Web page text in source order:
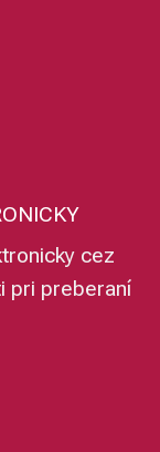
cez
pri preberaní